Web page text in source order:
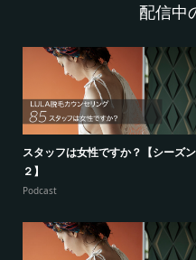
配信中
スタッフは女性ですか？【シーズン
２】
Podcast